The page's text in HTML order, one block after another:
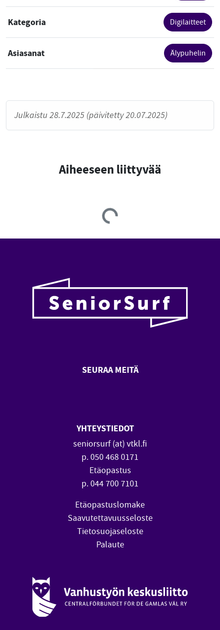
Kategoria Digilaitteet
Asiasanat Älypuhelin
Julkaistu 28.7.2025 (päivitetty 20.07.2025)
Aiheeseen liittyvää
Loading...
SEURAA MEITÄ
YHTEYSTIEDOT
seniorsurf (at) vtkl.fi
p. 050 468 0171
Etäopastus
p. 044 700 7101
Etäopastuslomake
Saavutettavuusseloste
Tietosuojaseloste
Palaute